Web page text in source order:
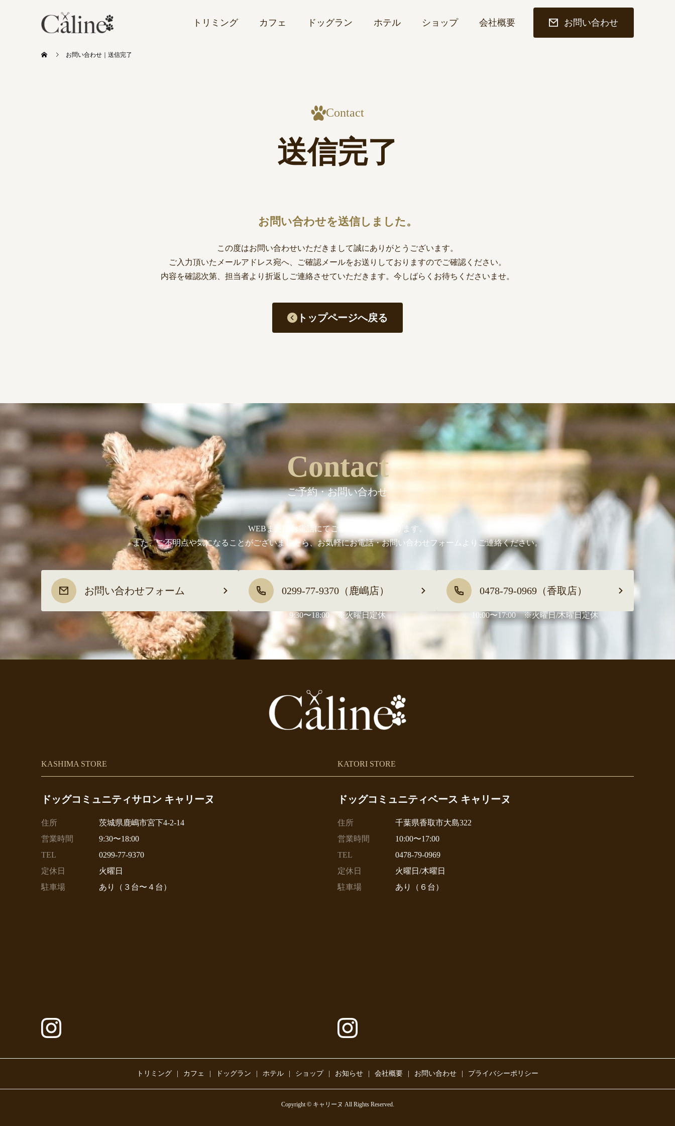
トリミング カフェ ドッグラン ホテル ショップ 会社概要 お問い合わせ
お問い合わせ｜送信完了
Contact
送信完了
お問い合わせを送信しました。
この度はお問い合わせいただきまして誠にありがとうございます。
ご入力頂いたメールアドレス宛へ、ご確認メールをお送りしておりますのでご確認ください。
内容を確認次第、担当者より折返しご連絡させていただきます。今しばらくお待ちくださいませ。
トップページへ戻る
Contact
ご予約・お問い合わせ
WEBまたはお電話にてご予約を承っております。
また、ご不明点や気になることがございましたら、お気軽にお電話・お問い合わせフォームよりご連絡ください。
お問い合わせフォーム 0299-77-9370（鹿嶋店）
9:30〜18:00 ※火曜日定休
0478-79-0969（香取店）
10:00〜17:00 ※火曜日/木曜日定休
KASHIMA STORE
ドッグコミュニティサロン キャリーヌ
住所
茨城県鹿嶋市宮下4-2-14
営業時間
9:30〜18:00
TEL
0299-77-9370
定休日
火曜日
駐車場
あり（３台〜４台）
KATORI STORE
ドッグコミュニティベース キャリーヌ
住所
千葉県香取市大島322
営業時間
10:00〜17:00
TEL
0478-79-0969
定休日
火曜日/木曜日
駐車場
あり（６台）
トリミング カフェ ドッグラン ホテル ショップ お知らせ 会社概要 お問い合わせ プライバシーポリシー
Copyright © キャリーヌ All Rights Reserved.